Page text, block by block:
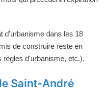
d'urbanisme dans les 18
de construire reste en
règles d'urbanisme, etc.).
Saint-André